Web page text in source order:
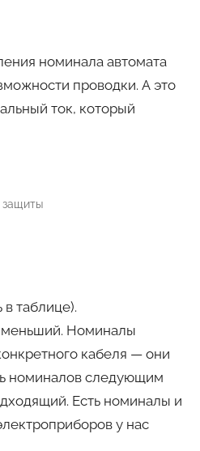
номинала автомата
проводки. А это
ток, который
защиты
таблице).
меньший. Номиналы
кабеля — они
номиналов следующим
Есть номиналы и
у нас